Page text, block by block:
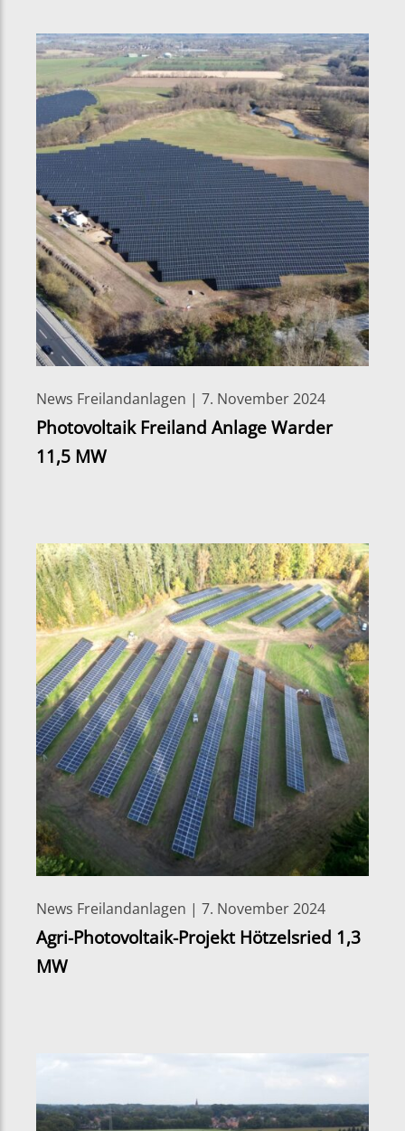
News Freilandanlagen | 7. November 2024
Photovoltaik Freiland Anlage Warder
11,5 MW
News Freilandanlagen | 7. November 2024
Agri-Photovoltaik-Projekt Hötzelsried 1,3
MW